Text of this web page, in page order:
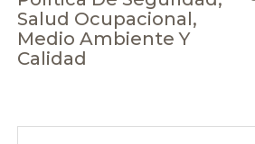
Salud Ocupacional,
Medio Ambiente Y
Calidad